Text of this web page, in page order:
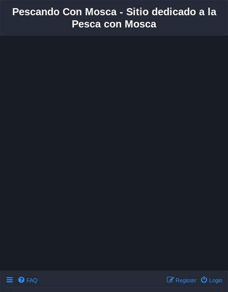
Pescando Con Mosca - Sitio dedicado a la
Pesca con Mosca
FAQ Login
Register